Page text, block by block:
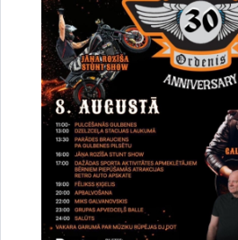
_gat
Statistikas
uzlabotu vietnes
pakalpojumus)
Izmanto Google
pieprasījuma
1 minūte